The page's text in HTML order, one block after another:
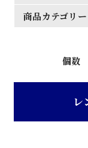
商品カテゴリー
個数
レ